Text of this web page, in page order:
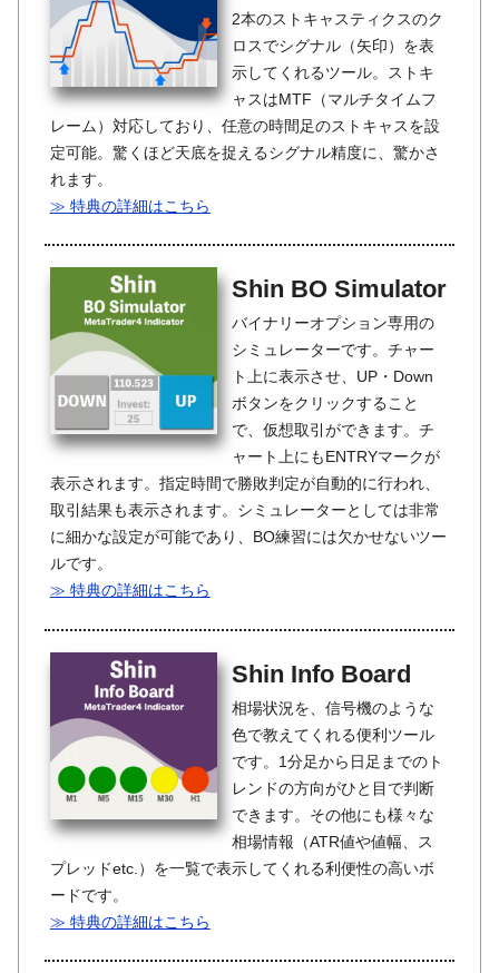
2本のストキャスティクスのク
ロスでシグナル（矢印）を表
示してくれるツール。ストキ
ャスはMTF（マルチタイムフ
レーム）対応しており、任意の時間足のストキャスを設
定可能。驚くほど天底を捉えるシグナル精度に、驚かさ
れます。
≫ 特典の詳細はこちら
Shin BO Simulator
バイナリーオプション専用の
シミュレーターです。チャー
ト上に表示させ、UP・Down
ボタンをクリックすること
で、仮想取引ができます。チ
ャート上にもENTRYマークが
表示されます。指定時間で勝敗判定が自動的に行われ、
取引結果も表示されます。シミュレーターとしては非常
に細かな設定が可能であり、BO練習には欠かせないツー
ルです。
≫ 特典の詳細はこちら
Shin Info Board
相場状況を、信号機のような
色で教えてくれる便利ツール
です。1分足から日足までのト
レンドの方向がひと目で判断
できます。その他にも様々な
相場情報（ATR値や値幅、ス
プレッドetc.）を一覧で表示してくれる利便性の高いボ
ードです。
≫ 特典の詳細はこちら